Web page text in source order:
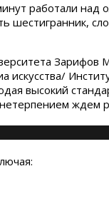
работали
шестигранник,
высокий
ждем